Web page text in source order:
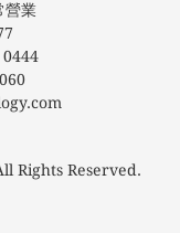
業
0444
Rights Reserved.